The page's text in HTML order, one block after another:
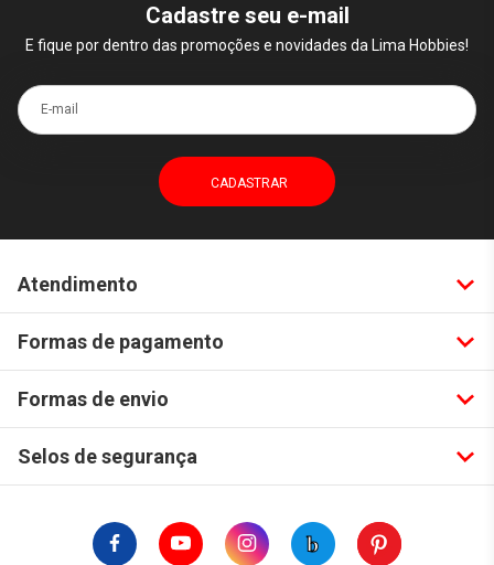
Cadastre seu e-mail
E fique por dentro das promoções e novidades da Lima Hobbies!
E-mail
Atendimento
Formas de pagamento
Formas de envio
Selos de segurança